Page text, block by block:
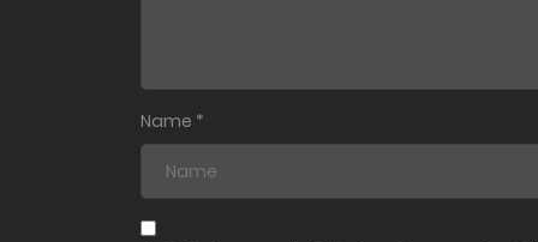
ตอนที่ 20
ตอนที่ 19
Name *